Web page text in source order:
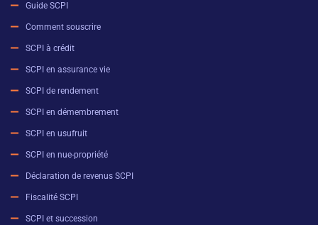
Guide SCPI
Comment souscrire
SCPI à crédit
SCPI en assurance vie
SCPI de rendement
SCPI en démembrement
SCPI en usufruit
SCPI en nue-propriété
Déclaration de revenus SCPI
Fiscalité SCPI
SCPI et succession